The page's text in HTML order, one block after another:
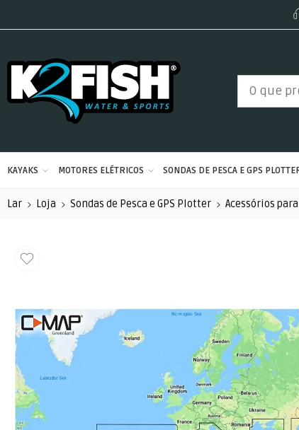
KAYAKS MOTORES ELÉTRICOS SONDAS DE PESCA E GPS
Lar Loja Sondas de Pesca e GPS Plotter Acessórios